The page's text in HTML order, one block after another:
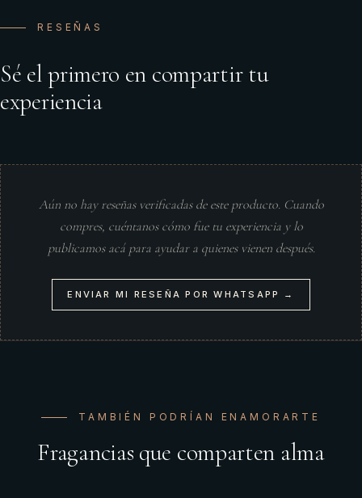
RESEÑAS
Sé el primero en compartir tu
experiencia
Aún no hay reseñas verificadas de este producto. Cuando
compres, cuéntanos cómo fue tu experiencia y lo
publicamos acá para ayudar a quienes vienen después.
ENVIAR MI RESEÑA POR WHATSAPP →
TAMBIÉN PODRÍAN ENAMORARTE
Fragancias que comparten alma